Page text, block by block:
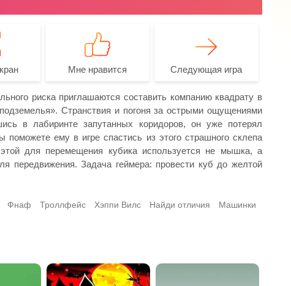
Мне нравится Следующая игра
риска приглашаются составить компанию квадрату в
Странствия и погоня за острыми ощущениями
в лабиринте запутанных коридоров, он уже потерял
ему в игре спастись из этого страшного склепа
для перемещения кубика используется не мышка, а
передвижения. Задача геймера: провести куб до желтой
Фнаф Троллфейс Хэппи Вилс Найди отличия
Машинки